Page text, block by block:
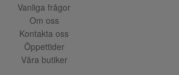
Vanliga frågor
Om oss
Kontakta oss
Öppettider
Våra butiker